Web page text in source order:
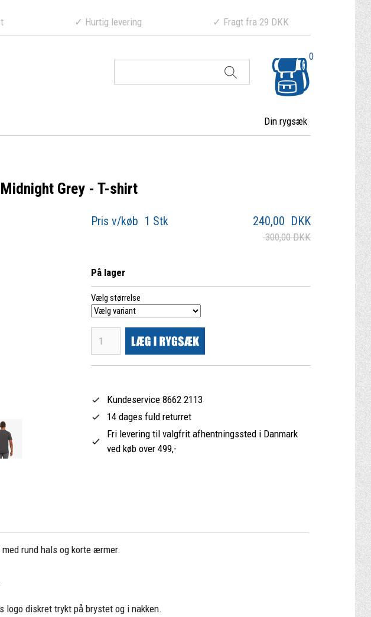
✓ Hurtig levering ✓ Fragt fra 29 DKK
Din rygsæk
0
Grey - T-shirt
Pris v/køb 1 Stk 240,00 DKK
300,00 DKK
På lager
Vælg størrelse
Kundeservice 8662 2113
14 dages fuld returret
Fri levering til valgfrit afhentningssted i Danmark
ved køb over 499,-
rund hals og korte ærmer.
diskret trykt på brystet og i nakken.